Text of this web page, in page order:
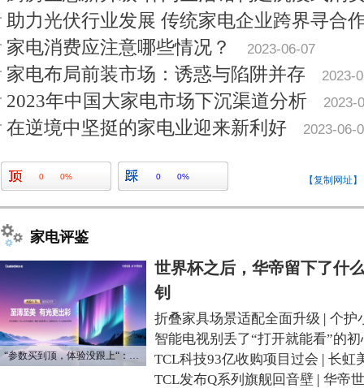
助力光伏行业发展 传统家电企业跨界寻合
家电消费应注意哪些情况？
2023-06-07
家电布局前装市场：诱惑与陷阱并存 2023-
2023年中国大家电市场下沉渠道分析 2023-
在逆境中坚挺的家电业迎来新利好 2023-06-
0 0% 0 0% 【复制网址】
家电评鉴
“参数买到顶，体验没跟上“：长虹追光Q70S给高端电视打了个样
世界杯之后，华帝留下了什
钊
折叠家具场景适配全面升级 | 个护
智能电视别丢了“打开就能看”的初
TCL科技93亿收购项目过会 | 长虹
TCL发布Q系列旗舰回音壁 | 华帝